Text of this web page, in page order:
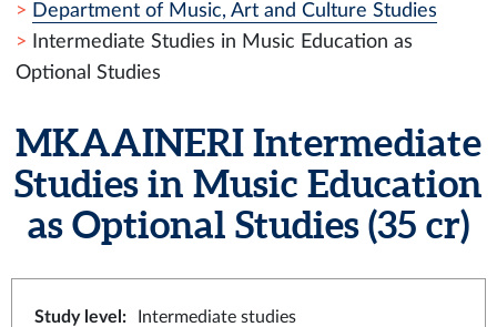
Department of Music, Art and Culture Studies
Intermediate Studies in Music Education as
Optional Studies
MKAAINERI Intermediate
Studies in Music Education
as Optional Studies (35 cr)
Study level :
Intermediate studies